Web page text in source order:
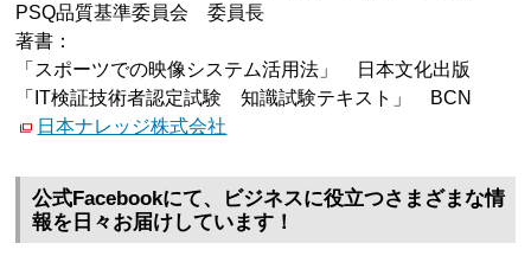
PSQ品質基準委員会 委員長
著書：
「スポーツでの映像システム活用法」 日本文化出版
「IT検証技術者認定試験 知識試験テキスト」 BCN
日本ナレッジ株式会社
公式Facebookにて、ビジネスに役立つさまざまな情
報を日々お届けしています！